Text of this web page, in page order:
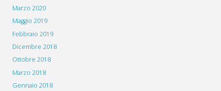
Marzo 2020
Maggio 2019
Febbraio 2019
Dicembre 2018
Ottobre 2018
Marzo 2018
Gennaio 2018